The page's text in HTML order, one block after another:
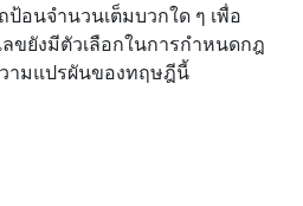
อนจำนวนเต็มบวกใด ๆ เพื่อ
ขยังมีตัวเลือกในการกำหนดกฎ
ามแปรผันของทฤษฎีนี้